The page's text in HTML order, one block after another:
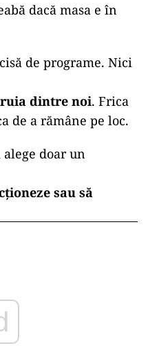
dacă masa e în
de programe. Nici
dintre noi. Frica
de a rămâne pe loc.
doar un
sau să